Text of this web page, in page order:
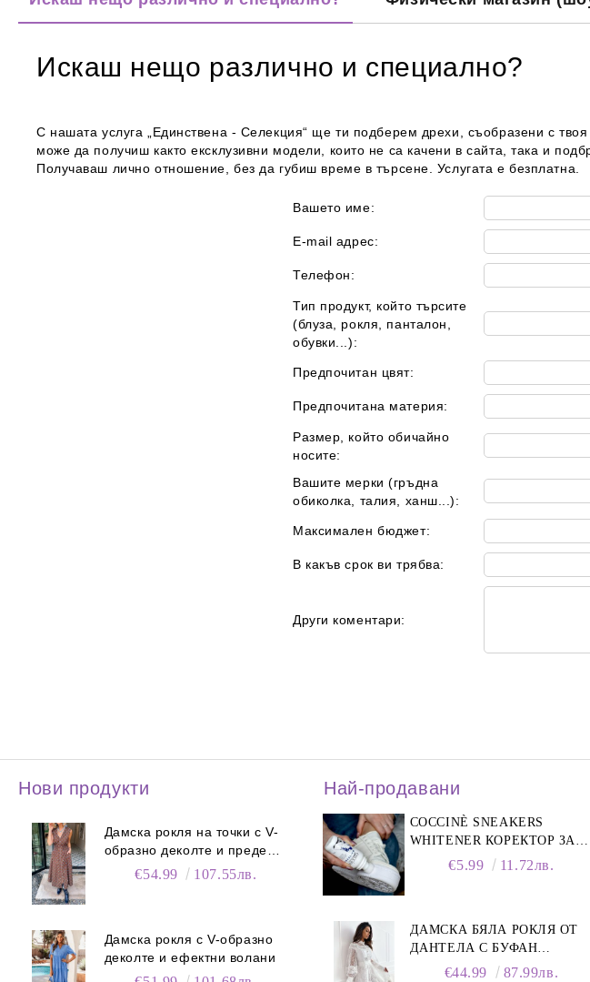
Искаш нещо различно и специално?
С нашата услуга „ Единствена - Селекция“ ще ти подберем дрехи, съобразени с
може да получиш както ексклузивни модели, които не са качени в сайта, така и
Получаваш лично отношение, без да губиш време в търсене. Услугата е безплатна.
Вашето име:
E-mail адрес:
Телефон:
Тип продукт, който търсите
(блуза, рокля, панталон,
обувки...):
Предпочитан цвят:
Предпочитана материя:
Размер, който обичайно
носите:
Вашите мерки (гръдна
обиколка, талия, ханш...):
Максимален бюджет:
В какъв срок ви трябва:
Други коментари:
Нови продукти
Дамска рокля на точки с V-
образно деколте и преден
€54.99 107.55лв.
Дамска рокля с V-образно
деколте и ефектни волани
Най-продавани
COCCINÈ SNEAKERS
WHITENER КОРЕКТОР ЗА
БЕЛИ МАРАТОНКИ, 75 ML
€5.99 11.72лв.
ДАМСКА БЯЛА РОКЛЯ ОТ
ДАНТЕЛА С БУФАН
РЪКАВИ И ЯКА
€44.99 87.99лв.